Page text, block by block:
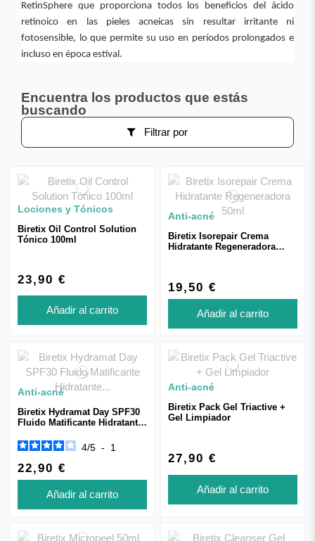
RetinSphere que proporciona todos los beneficios del ácido
retinoico en las pieles acneicas sin resultar irritante ni
fotosensible, lo que permite su uso en períodos prolongados e
incluso en época estival.
Encuentra los productos que estás
buscando
Filtrar por
Lociones y Tónicos
Biretix Oil Control Solution
Tónico 100ml
23,90 €
Añadir al carrito
Anti-acné
Biretix Isorepair Crema
Hidratante Regeneradora
19,50 €
Añadir al carrito
Anti-acné
Biretix Hydramat Day SPF30
Fluido Matificante Hidratante
4/5 - 1
22,90 €
Añadir al carrito
Anti-acné
Biretix Pack Gel Triactive +
Gel Limpiador
27,90 €
Añadir al carrito